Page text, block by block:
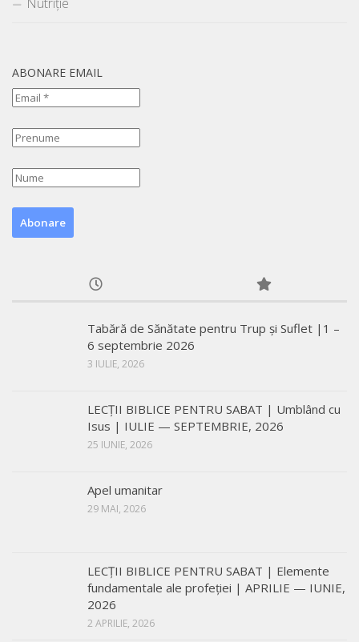
ABONARE EMAIL
Tabără de Sănătate pentru Trup și Suflet |1 –
6 septembrie 2026
3 IULIE, 2026
LECŢII BIBLICE PENTRU SABAT | Umblând cu
Isus | IULIE — SEPTEMBRIE, 2026
25 IUNIE, 2026
Apel umanitar
29 MAI, 2026
LECŢII BIBLICE PENTRU SABAT | Elemente
fundamentale ale profeției | APRILIE — IUNIE,
2026
2 APRILIE, 2026